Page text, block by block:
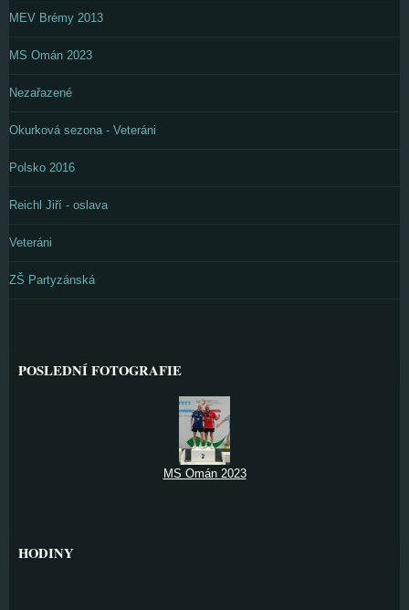
MEV Brémy 2013
MS Omán 2023
Nezařazené
Okurková sezona - Veteráni
Polsko 2016
Reichl Jiří - oslava
Veteráni
ZŠ Partyzánská
POSLEDNÍ FOTOGRAFIE
MS Omán 2023
HODINY